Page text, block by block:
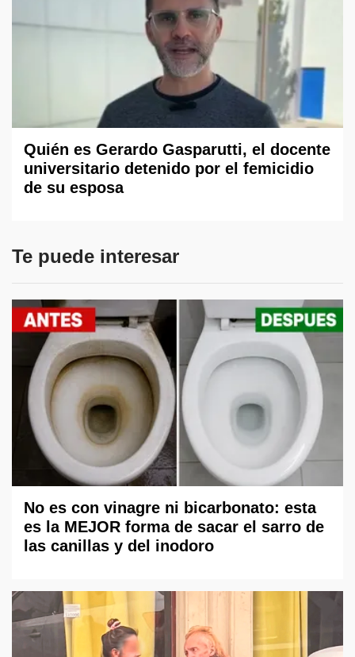
Quién es Gerardo Gasparutti, el docente
universitario detenido por el femicidio
de su esposa
Te puede interesar
No es con vinagre ni bicarbonato: esta
es la MEJOR forma de sacar el sarro de
las canillas y del inodoro